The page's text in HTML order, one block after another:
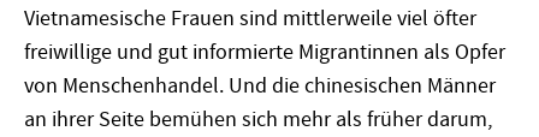
Vietnamesische Frauen sind mittlerweile viel öfter
freiwillige und gut informierte Migrantinnen als Opfer
von Menschenhandel. Und die chinesischen Männer
an ihrer Seite bemühen sich mehr als früher darum,